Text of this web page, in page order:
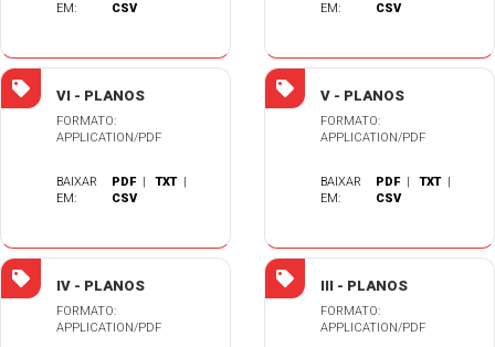
EM:
CSV
EM:
CSV
VI - PLANOS
FORMATO:
APPLICATION/PDF
BAIXAR
EM:
PDF |TXT |
CSV
V - PLANOS
FORMATO:
APPLICATION/PDF
BAIXAR
EM:
PDF |TXT |
CSV
IV - PLANOS
FORMATO:
APPLICATION/PDF
III - PLANOS
FORMATO:
APPLICATION/PDF